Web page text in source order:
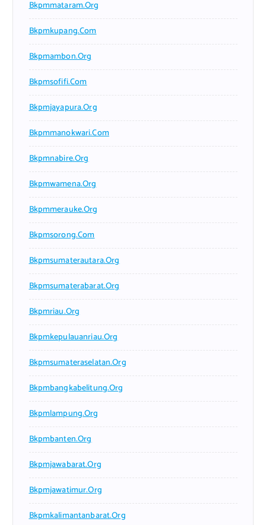
Bkpmmataram.org
Bkpmkupang.com
Bkpmambon.org
Bkpmsofifi.com
Bkpmjayapura.org
Bkpmmanokwari.com
Bkpmnabire.org
Bkpmwamena.org
Bkpmmerauke.org
Bkpmsorong.com
Bkpmsumaterautara.org
Bkpmsumaterabarat.org
Bkpmriau.org
Bkpmkepulauanriau.org
Bkpmsumateraselatan.org
Bkpmbangkabelitung.org
Bkpmlampung.org
Bkpmbanten.org
Bkpmjawabarat.org
Bkpmjawatimur.org
Bkpmkalimantanbarat.org